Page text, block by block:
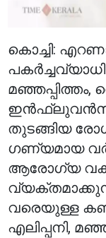
കൊച്ചി:
മഞ്ഞപ്പിത്തം,
ഇൻഫ്ലുവൻസ,
തുടങ്ങിയ
ഗണ്യമായ
ആരോഗ്യ
വരെയുള്ള
എലിപ്പനി,